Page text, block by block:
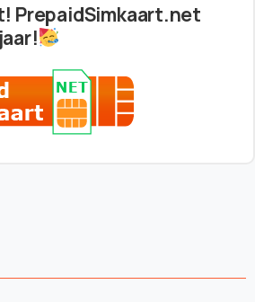
PrepaidSimkaart.net